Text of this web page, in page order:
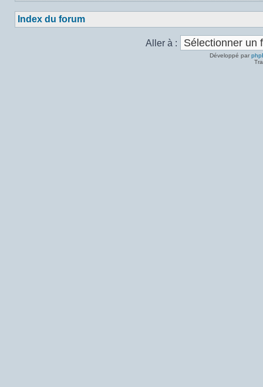
Index du forum
Aller à :
Développé par